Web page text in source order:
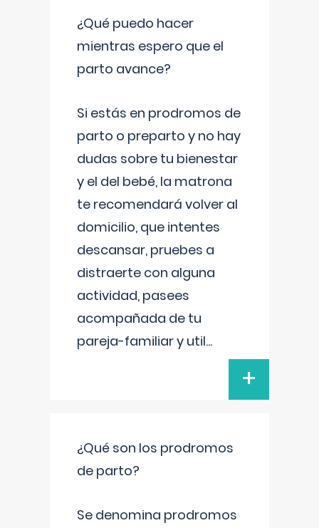
¿Qué puedo hacer
mientras espero que el
parto avance?
Si estás en prodromos de
parto o preparto y no hay
dudas sobre tu bienestar
y el del bebé, la matrona
te recomendará volver al
domicilio, que intentes
descansar, pruebes a
distraerte con alguna
actividad, pasees
acompañada de tu
pareja-familiar y util...
+
¿Qué son los prodromos
de parto?
Se denomina prodromos